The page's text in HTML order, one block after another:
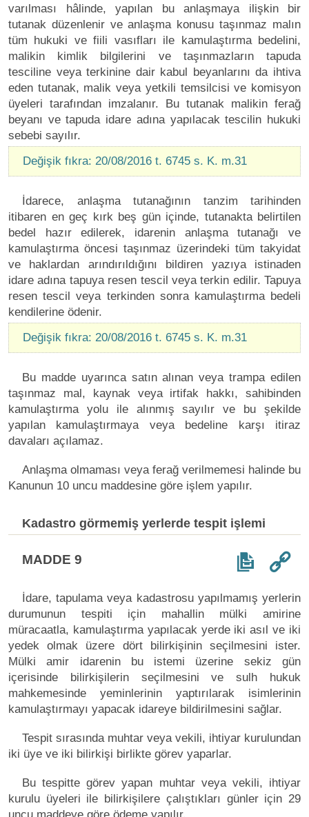
varılması hâlinde, yapılan bu anlaşmaya ilişkin bir
tutanak düzenlenir ve anlaşma konusu taşınmaz malın
tüm hukuki ve fiili vasıfları ile kamulaştırma bedelini,
malikin kimlik bilgilerini ve taşınmazların tapuda
tesciline veya terkinine dair kabul beyanlarını da ihtiva
eden tutanak, malik veya yetkili temsilcisi ve komisyon
üyeleri tarafından imzalanır. Bu tutanak malikin ferağ
beyanı ve tapuda idare adına yapılacak tescilin hukuki
sebebi sayılır.
Değişik fıkra: 20/08/2016 t. 6745 s. K. m.31
İdarece, anlaşma tutanağının tanzim tarihinden
itibaren en geç kırk beş gün içinde, tutanakta belirtilen
bedel hazır edilerek, idarenin anlaşma tutanağı ve
kamulaştırma öncesi taşınmaz üzerindeki tüm takyidat
ve haklardan arındırıldığını bildiren yazıya istinaden
idare adına tapuya resen tescil veya terkin edilir. Tapuya
resen tescil veya terkinden sonra kamulaştırma bedeli
kendilerine ödenir.
Değişik fıkra: 20/08/2016 t. 6745 s. K. m.31
Bu madde uyarınca satın alınan veya trampa edilen
taşınmaz mal, kaynak veya irtifak hakkı, sahibinden
kamulaştırma yolu ile alınmış sayılır ve bu şekilde
yapılan kamulaştırmaya veya bedeline karşı itiraz
davaları açılamaz.
Anlaşma olmaması veya ferağ verilmemesi halinde bu
Kanunun 10 uncu maddesine göre işlem yapılır.
Kadastro görmemiş yerlerde tespit işlemi
MADDE 9
İdare, tapulama veya kadastrosu yapılmamış yerlerin
durumunun tespiti için mahallin mülki amirine
müracaatla, kamulaştırma yapılacak yerde iki asıl ve iki
yedek olmak üzere dört bilirkişinin seçilmesini ister.
Mülki amir idarenin bu istemi üzerine sekiz gün
içerisinde bilirkişilerin seçilmesini ve sulh hukuk
mahkemesinde yeminlerinin yaptırılarak isimlerinin
kamulaştırmayı yapacak idareye bildirilmesini sağlar.
Tespit sırasında muhtar veya vekili, ihtiyar kurulundan
iki üye ve iki bilirkişi birlikte görev yaparlar.
Bu tespitte görev yapan muhtar veya vekili, ihtiyar
kurulu üyeleri ile bilirkişilere çalıştıkları günler için 29